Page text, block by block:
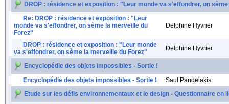
DROP : résidence et exposition : "Leur monde va s'effondrer, on
Re: DROP : résidence et exposition : "Leur
monde va s'effondrer, on sème la merveille du
Forez"
Delphine Hyvrier
DROP : résidence et exposition : "Leur monde
va s'effondrer, on sème la merveille du Forez"
Delphine Hyvrier
Encyclopédie des objets impossibles - Sortie !
Encyclopédie des objets impossibles - Sortie !
Saul Pandelakis
Etude sur les défis environnementaux et le design - Questionnaire en